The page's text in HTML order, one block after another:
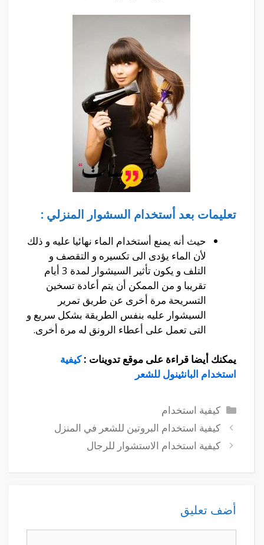
تعليمات بعد أستخدام السشوار المنزلي :
حيث أنه يمنع أستخدام الماء نهائيا عليه و ذلك
لأن الماء يؤدى الى تكسيره و التقصف و
التلف و يكون تأثير السيشوار لمدة 3 أيام
تقريبا و من الممكن أن يتم أعادة تسخين
التسريحة مرة أخرى عن طريق تمرير
السيشوار عليه بنفس الطريقة بشكل سريع و
التى تعمل على أعطاء الرونق له مرة أخرى.
يمكنك أيضا قراءة على موقع تدوينات :كيفية
استخدام البانثينول للشعر
التصنيفات
كيفية استخدام
كيفية استخدام البروتين للشعر في المنزل
كيفية استخدام الاستشوار للرجال
أضف تعليق